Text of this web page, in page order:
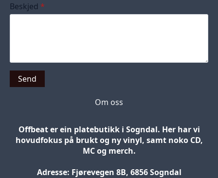
Beskjed *
Send
Om oss
Offbeat er ein platebutikk i Sogndal. Her har vi
hovudfokus på brukt og ny vinyl, samt noko CD,
MC og merch.
Adresse: Fjørevegen 8B, 6856 Sogndal